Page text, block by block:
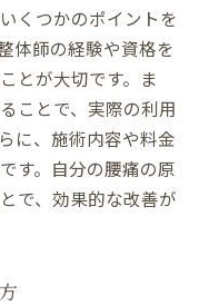
くつかのポイントを
体師の経験や資格を
とが大切です。ま
ことで、実際の利用
に、施術内容や料金
す。自分の腰痛の原
で、効果的な改善が